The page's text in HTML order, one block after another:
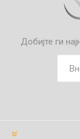
Добијте ги